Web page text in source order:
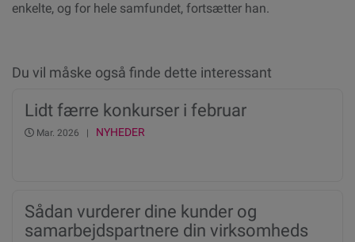
enkelte, og for hele samfundet, fortsætter han.
Du vil måske også finde dette interessant
Lidt færre konkurser i februar
Mar. 2026 | NYHEDER
Sådan vurderer dine kunder og
samarbejdspartnere din virksomheds